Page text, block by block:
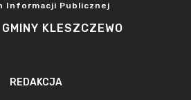
Informacji Publicznej
KLESZCZEWO
REDAKCJA